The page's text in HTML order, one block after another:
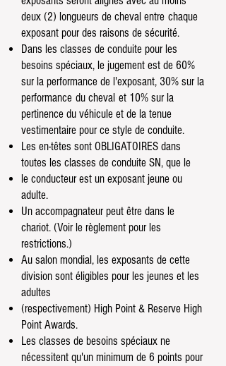
deux (2) longueurs de cheval entre chaque
exposant pour des raisons de sécurité.
Dans les classes de conduite pour les
besoins spéciaux, le jugement est de 60%
sur la performance de l'exposant, 30% sur la
performance du cheval et 10% sur la
pertinence du véhicule et de la tenue
vestimentaire pour ce style de conduite.
Les en-têtes sont OBLIGATOIRES dans
toutes les classes de conduite SN, que le
le conducteur est un exposant jeune ou
adulte.
Un accompagnateur peut être dans le
chariot. (Voir le règlement pour les
restrictions.)
Au salon mondial, les exposants de cette
division sont éligibles pour les jeunes et les
adultes
(respectivement) High Point & Reserve High
Point Awards.
Les classes de besoins spéciaux ne
nécessitent qu'un minimum de 6 points pour